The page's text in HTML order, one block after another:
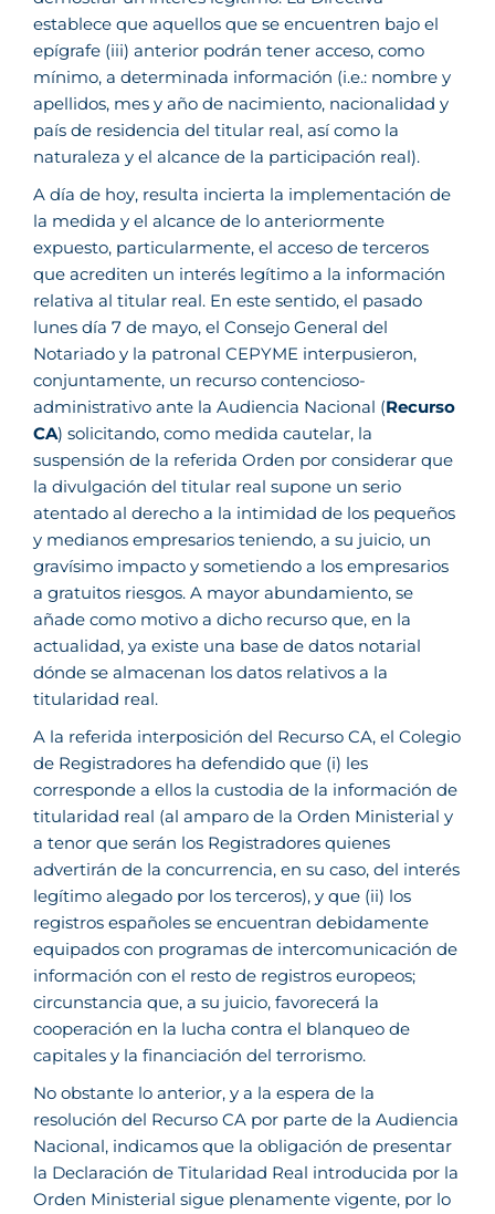
establece que aquellos que se encuentren bajo el
epígrafe (iii) anterior podrán tener acceso, como
mínimo, a determinada información (i.e.: nombre y
apellidos, mes y año de nacimiento, nacionalidad y
país de residencia del titular real, así como la
naturaleza y el alcance de la participación real).
A día de hoy, resulta incierta la implementación de
la medida y el alcance de lo anteriormente
expuesto, particularmente, el acceso de terceros
que acrediten un interés legítimo a la información
relativa al titular real. En este sentido, el pasado
lunes día 7 de mayo, el Consejo General del
Notariado y la patronal CEPYME interpusieron,
conjuntamente, un recurso contencioso-
administrativo ante la Audiencia Nacional (Recurso
CA) solicitando, como medida cautelar, la
suspensión de la referida Orden por considerar que
la divulgación del titular real supone un serio
atentado al derecho a la intimidad de los pequeños
y medianos empresarios teniendo, a su juicio, un
gravísimo impacto y sometiendo a los empresarios
a gratuitos riesgos. A mayor abundamiento, se
añade como motivo a dicho recurso que, en la
actualidad, ya existe una base de datos notarial
dónde se almacenan los datos relativos a la
titularidad real.
A la referida interposición del Recurso CA, el Colegio
de Registradores ha defendido que (i) les
corresponde a ellos la custodia de la información de
titularidad real (al amparo de la Orden Ministerial y
a tenor que serán los Registradores quienes
advertirán de la concurrencia, en su caso, del interés
legítimo alegado por los terceros), y que (ii) los
registros españoles se encuentran debidamente
equipados con programas de intercomunicación de
información con el resto de registros europeos;
circunstancia que, a su juicio, favorecerá la
cooperación en la lucha contra el blanqueo de
capitales y la financiación del terrorismo.
No obstante lo anterior, y a la espera de la
resolución del Recurso CA por parte de la Audiencia
Nacional, indicamos que la obligación de presentar
la Declaración de Titularidad Real introducida por la
Orden Ministerial sigue plenamente vigente, por lo